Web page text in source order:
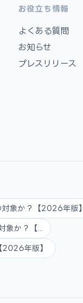
お役立ち情報
よくある質問
お知らせ
プレスリリース
象か？【2026年版】
か？【...
年版】